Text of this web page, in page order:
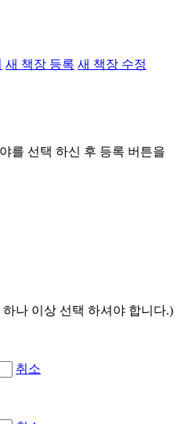
새 책장 등록 새 책장 수정
를 선택 하신 후 등록 버튼을
나 이상 선택 하셔야 합니다.)
취소